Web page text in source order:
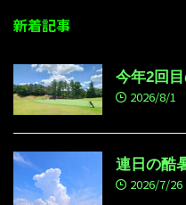
新着記事
今年2回
2026/8/1
連日の酷
2026/7/26